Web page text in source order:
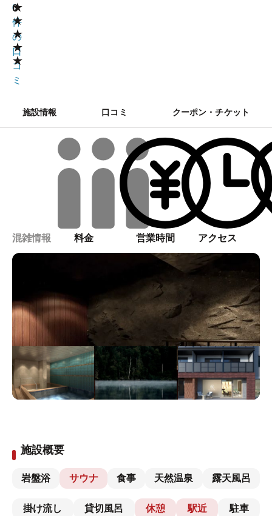
★
★
★
★
★
0
0
件
の
口
コ
ミ
施設情報 口コミ クーポン・チケット
混雑情報 料金 営業時間 アクセス
施設概要
岩盤浴 サウナ 食事 天然温泉 露天風呂
掛け流し 貸切風呂 休憩 駅近 駐車